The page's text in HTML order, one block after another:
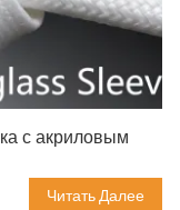
с акриловым
Читать Далее